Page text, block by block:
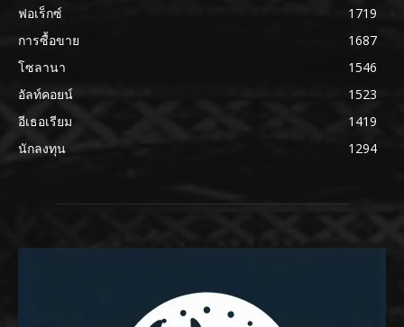
ฟอเร็กซ์
1719
การซื้อขาย
1687
โซลานา
1546
อัลท์คอยน์
1523
อีเธอเรียม
1419
นักลงทุน
1294